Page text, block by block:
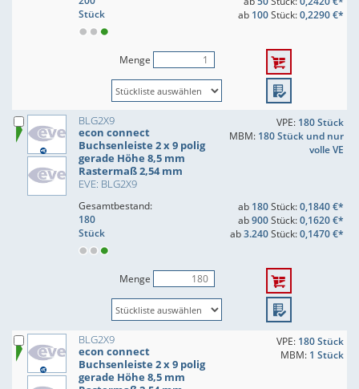
Stück
ab 100Stück:0,2290 €*
Menge
BLG2X9
econ connect
Buchsenleiste 2 x 9 polig
gerade Höhe 8,5 mm
Rastermaß 2,54 mm
EVE: BLG2X9
VPE: 180 Stück
MBM: 180 Stück und nur
volle VE
Gesamtbestand:
180
Stück
ab 180Stück:0,1840 €*
ab900Stück:0,1620 €*
ab3.240Stück:0,1470 €*
Menge
BLG2X9
econ connect
Buchsenleiste 2 x 9 polig
gerade Höhe 8,5 mm
VPE: 180 Stück
MBM: 1 Stück